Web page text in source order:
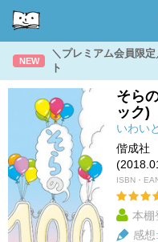
NEW
＼プレミアム会員限
ト
そら
ック)
いわい
偕成社
ISBN・
本棚
感想: